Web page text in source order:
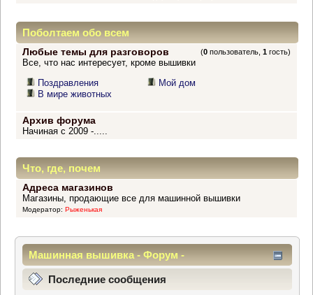
Поболтаем обо всем
Любые темы для разговоров (0 пользователь,1 гость)
Все, что нас интересует, кроме вышивки
Поздравления
В мире животных
Мой дом
Архив форума
Начиная с 2009 -.....
Что, где, почем
Адреса магазинов
Магазины, продающие все для машинной вышивки
Модератор: Рыженькая
Машинная вышивка - Форум -
Информационный центр
Последние сообщения